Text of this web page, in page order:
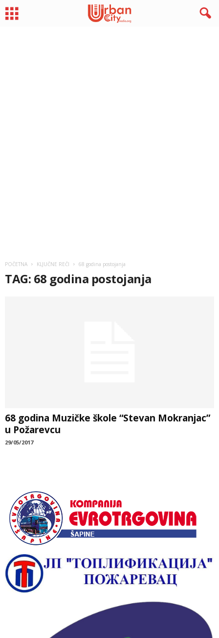
POČETNA KLJUČNE REČI 68 godina postojanja
TAG: 68 godina postojanja
68 godina Muzičke škole “Stevan Mokranjac”
u Požarevcu
29/05/2017